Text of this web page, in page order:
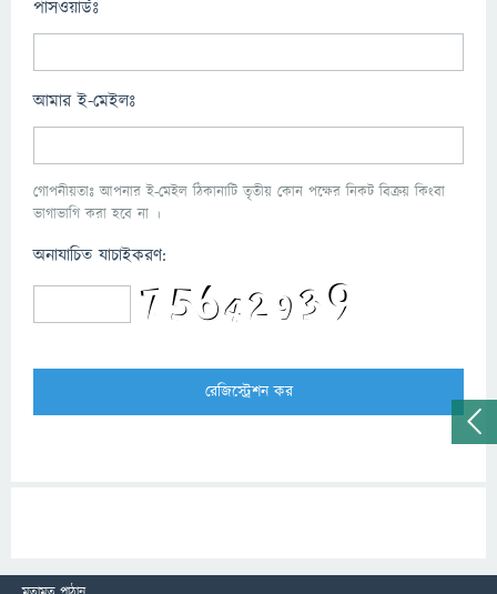
পাসওয়ার্ডঃ
আমার ই-মেইলঃ
গোপনীয়তাঃ আপনার ই-মেইল ঠিকানাটি তৃতীয় কোন পক্ষের নিকট বিক্রয় কিংবা
ভাগাভাগি করা হবে না ।
অনাযাচিত যাচাইকরণ: